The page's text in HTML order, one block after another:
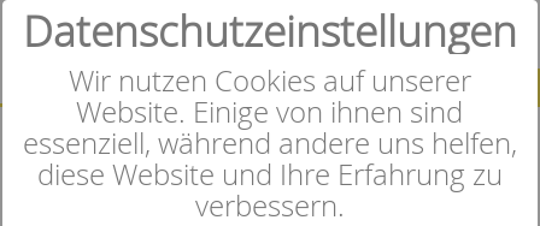
SUCHE
0
Datenschutzeinstellungen
Wir nutzen Cookies auf unserer
Website. Einige von ihnen sind
essenziell, während andere uns helfen,
diese Website und Ihre Erfahrung zu
verbessern.